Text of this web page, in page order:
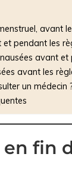
avant
et pendant les
avant et
avant les
un médecin
fin